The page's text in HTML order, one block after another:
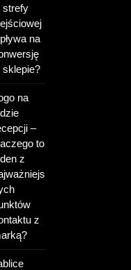
strefy
na
sklepie?
na
–
to
z
z